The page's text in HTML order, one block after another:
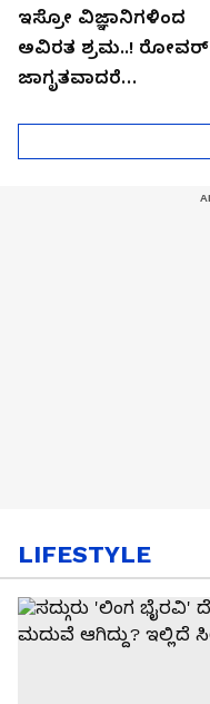
ಇಸ್ರೋ ವಿಜ್ಞಾನಿಗಳಿಂದ
ಅವಿರತ ಶ್ರಮ..! ರೋವರ್
ಜಾಗೃತವಾದರೆ
LIFESTYLE